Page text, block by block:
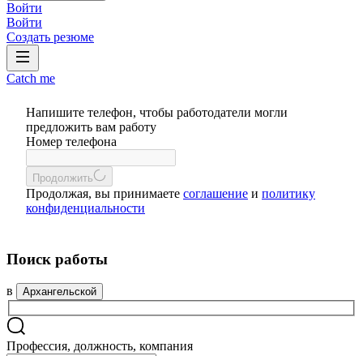
Войти
Войти
Создать резюме
Catch me
Напишите телефон, чтобы работодатели могли
предложить вам работу
Номер телефона
Продолжить
Продолжая, вы принимаете соглашение и политику
конфиденциальности
Поиск работы
в Архангельской
Профессия, должность, компания